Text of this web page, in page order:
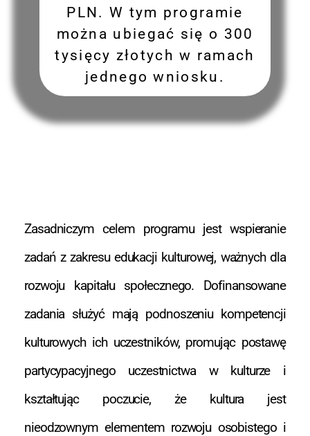
PLN. W tym programie
można ubiegać się o 300
tysięcy złotych w ramach
jednego wniosku.
Zasadniczym celem programu jest wspieranie
zadań z zakresu edukacji kulturowej, ważnych dla
rozwoju kapitału społecznego. Dofinansowane
zadania służyć mają podnoszeniu kompetencji
kulturowych ich uczestników, promując postawę
partycypacyjnego uczestnictwa w kulturze i
kształtując poczucie, że kultura jest
nieodzownym elementem rozwoju osobistego i